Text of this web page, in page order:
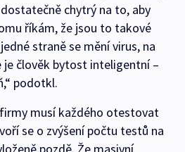
chytrý na to, aby
říkám, že jsou to takové
straně se mění virus, na
je člověk bytost inteligentní –
podotkl.
musí každého otestovat
se o zvýšení počtu testů na